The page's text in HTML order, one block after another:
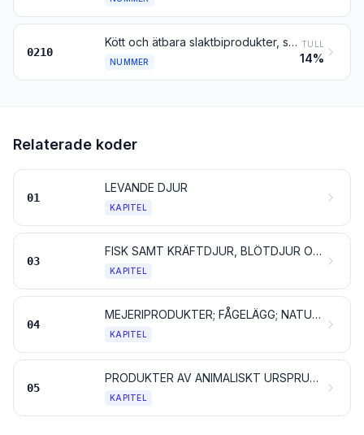
0210
Kött och ätbara slaktbiprodukter, saltade, i saltlake, torkade eller rökta; ätbart mjöl av kött eller slaktbiprodukter
NUMMER
TULL
14%
Relaterade koder
01
LEVANDE DJUR
KAPITEL
03
FISK SAMT KRÄFTDJUR, BLÖTDJUR OCH ANDRA RYGGRADSLÖSA VATTENDJUR
KAPITEL
04
MEJERIPRODUKTER; FÅGELÄGG; NATURLIG HONUNG; ÄTBARA PRODUKTER AV ANIMALISKT URSPRUNG, INTE NÄMNDA ELLER INBEGRIPNA NÅGON ANNANSTANS
KAPITEL
05
PRODUKTER AV ANIMALISKT URSPRUNG, INTE NÄMNDA ELLER INBEGRIPNA NÅGON ANNANSTANS
KAPITEL